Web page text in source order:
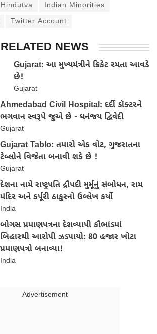
Hindutva
Indian Minorities
Twitter Account
RELATED NEWS
Gujarat: આ મુખ્યમંત્રીને ક્રિકેટ રમતા આવડે
છે!
Gujarat
Ahmedabad Civil Hospital: દર્દી ડૉક્ટરને
ભગવાન સ્વરૂપે જુએ છે - ધનંજય દ્વિવેદી
Gujarat
Gujarat Tablo: તમારો એક વોટ, ગુજરાતના
ટેબ્લોને વિજેતા બનાવી શકે છે !
Gujarat
દેશના નામે રાષ્ટ્રપતિ દ્રૌપદી મુર્મૂનું સંબોધન, રામ
મંદિર અને કર્પૂરી ઠાકુરનો ઉલ્લેખ કર્યો
India
બોગસ પ્રમાણપત્રના દેશવ્યાપી કૌભાંડમાં
બિહારથી આરોપી ઝડપાયો: 80 હજાર ખોટા
પ્રમાણપત્રો બનાવ્યા!
India